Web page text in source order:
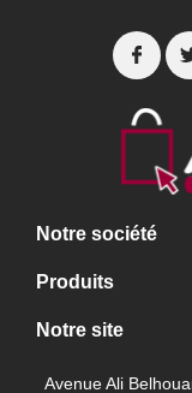
Notre société
Produits
Notre site
Avenue Ali